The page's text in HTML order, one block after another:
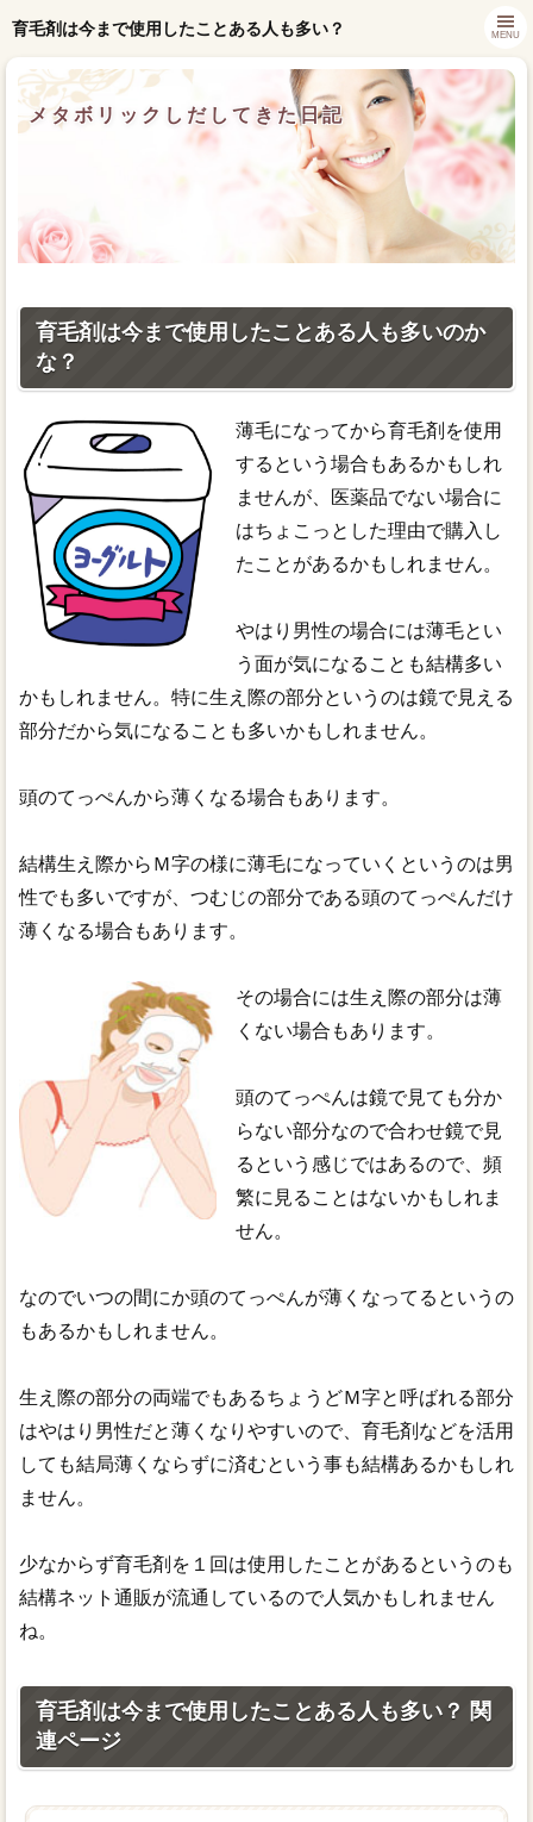
育毛剤は今まで使用したことある人も多い？
メタボリックしだしてきた日記
MENU
育毛剤は今まで使用したことある人も多いのか
な？
薄毛になってから育毛剤を使用
するという場合もあるかもしれ
ませんが、医薬品でない場合に
はちょこっとした理由で購入し
たことがあるかもしれません。
やはり男性の場合には薄毛とい
う面が気になることも結構多い
かもしれません。特に生え際の部分というのは鏡で見える
部分だから気になることも多いかもしれません。
頭のてっぺんから薄くなる場合もあります。
結構生え際からＭ字の様に薄毛になっていくというのは男
性でも多いですが、つむじの部分である頭のてっぺんだけ
薄くなる場合もあります。
その場合には生え際の部分は薄
くない場合もあります。
頭のてっぺんは鏡で見ても分か
らない部分なので合わせ鏡で見
るという感じではあるので、頻
繁に見ることはないかもしれま
せん。
なのでいつの間にか頭のてっぺんが薄くなってるというの
もあるかもしれません。
生え際の部分の両端でもあるちょうどＭ字と呼ばれる部分
はやはり男性だと薄くなりやすいので、育毛剤などを活用
しても結局薄くならずに済むという事も結構あるかもしれ
ません。
少なからず育毛剤を１回は使用したことがあるというのも
結構ネット通販が流通しているので人気かもしれません
ね。
育毛剤は今まで使用したことある人も多い？ 関
連ページ